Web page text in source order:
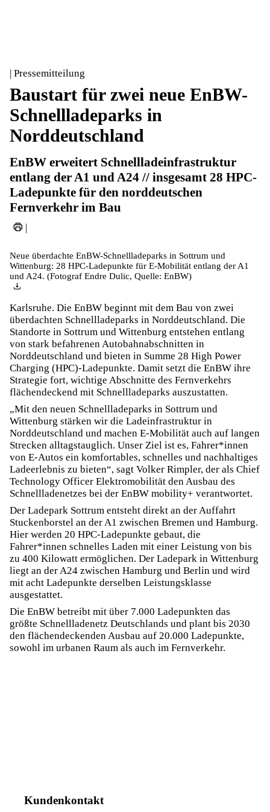
| Pressemitteilung
Baustart für zwei neue EnBW-
Schnellladeparks in
Norddeutschland
EnBW erweitert Schnellladeinfrastruktur
entlang der A1 und A24 // insgesamt 28 HPC-
Ladepunkte für den norddeutschen
Fernverkehr im Bau
|
Neue überdachte EnBW-Schnellladeparks in Sottrum und
Wittenburg: 28 HPC-Ladepunkte für E-Mobilität entlang der A1
und A24. (Fotograf Endre Dulic, Quelle: EnBW)
Karlsruhe. Die EnBW beginnt mit dem Bau von zwei
überdachten Schnellladeparks in Norddeutschland. Die
Standorte in Sottrum und Wittenburg entstehen entlang
von stark befahrenen Autobahnabschnitten in
Norddeutschland und bieten in Summe 28 High Power
Charging (HPC)-Ladepunkte. Damit setzt die EnBW ihre
Strategie fort, wichtige Abschnitte des Fernverkehrs
flächendeckend mit Schnellladeparks auszustatten.
„Mit den neuen Schnellladeparks in Sottrum und
Wittenburg stärken wir die Ladeinfrastruktur in
Norddeutschland und machen E-Mobilität auch auf langen
Strecken alltagstauglich. Unser Ziel ist es, Fahrer*innen
von E-Autos ein komfortables, schnelles und nachhaltiges
Ladeerlebnis zu bieten“, sagt Volker Rimpler, der als Chief
Technology Officer Elektromobilität den Ausbau des
Schnellladenetzes bei der EnBW mobility+ verantwortet.
Der Ladepark Sottrum entsteht direkt an der Auffahrt
Stuckenborstel an der A1 zwischen Bremen und Hamburg.
Hier werden 20 HPC-Ladepunkte gebaut, die
Fahrer*innen schnelles Laden mit einer Leistung von bis
zu 400 Kilowatt ermöglichen. Der Ladepark in Wittenburg
liegt an der A24 zwischen Hamburg und Berlin und wird
mit acht Ladepunkte derselben Leistungsklasse
ausgestattet.
Die EnBW betreibt mit über 7.000 Ladepunkten das
größte Schnellladenetz Deutschlands und plant bis 2030
den flächendeckenden Ausbau auf 20.000 Ladepunkte,
sowohl im urbanen Raum als auch im Fernverkehr.
Kundenkontakt